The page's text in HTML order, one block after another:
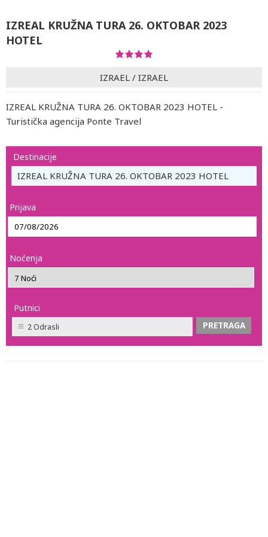
IZREAL KRUŽNA TURA 26. OKTOBAR 2023
HOTEL
IZRAEL / IZRAEL
IZREAL KRUŽNA TURA 26. OKTOBAR 2023 HOTEL -
Turistička agencija Ponte Travel
Destinacije
IZREAL KRUŽNA TURA 26. OKTOBAR 2023 HOTEL
Prijava
Noćenja
Putnici
2 Odrasli